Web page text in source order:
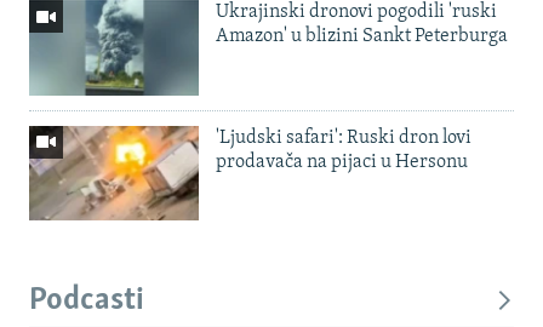
Ukrajinski dronovi pogodili 'ruski
Amazon' u blizini Sankt Peterburga
'Ljudski safari': Ruski dron lovi
prodavača na pijaci u Hersonu
Podcasti